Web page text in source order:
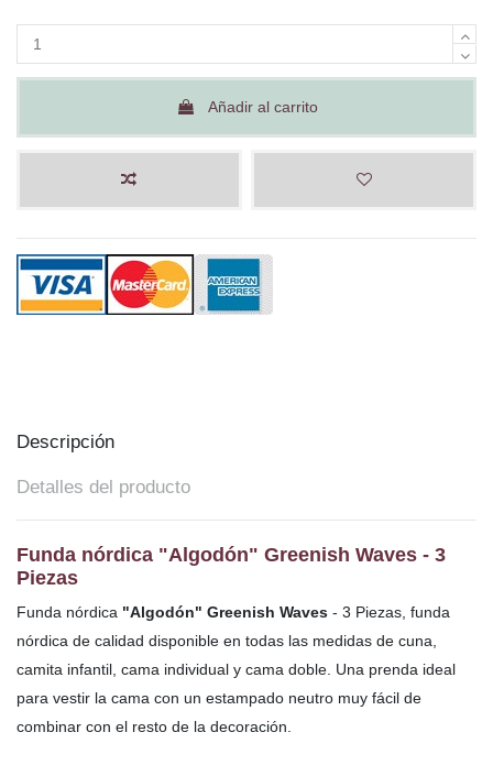
Añadir al carrito
Descripción
Detalles del producto
Funda nórdica "Algodón" Greenish Waves - 3
Piezas
Funda nórdica "Algodón" Greenish Waves - 3 Piezas, funda
nórdica de calidad disponible en todas las medidas de cuna,
camita infantil, cama individual y cama doble. Una prenda ideal
para vestir la cama con un estampado neutro muy fácil de
combinar con el resto de la decoración.